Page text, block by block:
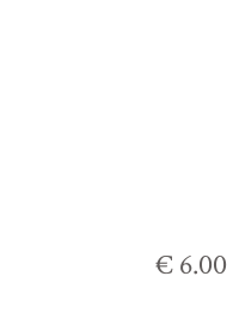
€ 6.00